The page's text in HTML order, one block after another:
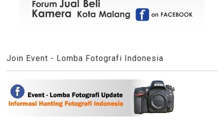
Join Event - Lomba Fotografi Indonesia